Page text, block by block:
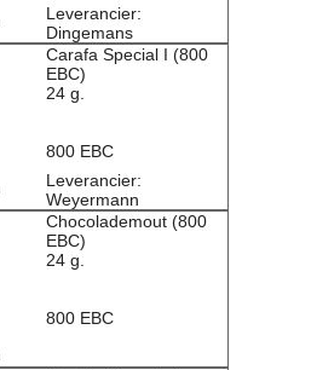
Leverancier:
Dingemans
Carafa Special I (800
EBC)
24 g.
800 EBC
Leverancier:
Weyermann
Chocolademout (800
EBC)
24 g.
800 EBC
Sponsoren
Inloggen